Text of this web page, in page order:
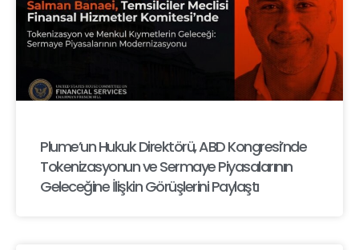
Plume’un Hukuk Direktörü, ABD Kongresi’nde
Tokenizasyonun ve Sermaye Piyasalarının
Geleceğine İlişkin Görüşlerini Paylaştı